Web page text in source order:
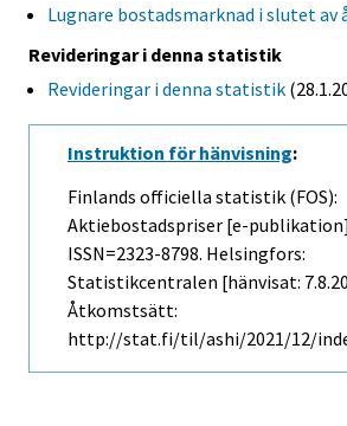
Lugnare bostadsmarknad i slutet av
Revideringar i denna statistik
Revideringar i denna statistik
Instruktion för hänvisning:
Finlands officiella statistik (FOS):
Aktiebostadspriser [e-
ISSN=2323-8798. Helsingfors:
Statistikcentralen [hänvisat:
Åtkomstsätt:
http://stat.fi/til/ashi/2021/12/